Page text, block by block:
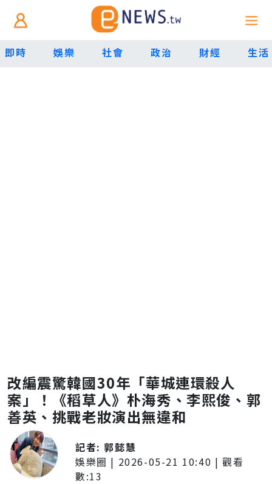
即時 娛樂 社會 政治 財經 生活
改編震驚韓國30年「華城連環殺人
案」！《稻草人》朴海秀、李熙俊、郭
善英、挑戰老妝演出無違和
記者:郭懿慧
娛樂圈 | 2026-05-21 10:40 | 觀看
數:13